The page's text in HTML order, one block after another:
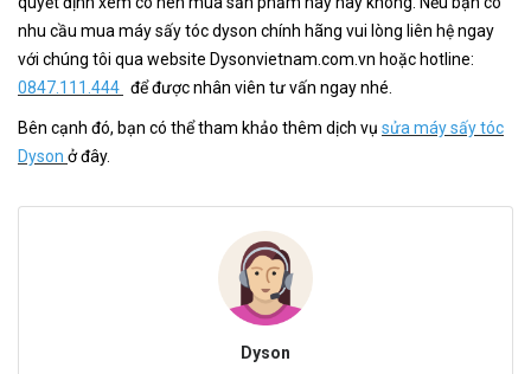
nhu cầu mua máy sấy tóc dyson chính hãng vui lòng liên hệ ngay
với chúng tôi qua website Dysonvietnam.com.vn hoặc hotline:
0847.111.444 để được nhân viên tư vấn ngay nhé.
Bên cạnh đó, bạn có thể tham khảo thêm dịch vụ sửa máy sấy tóc
Dyson ở đây.
Dyson